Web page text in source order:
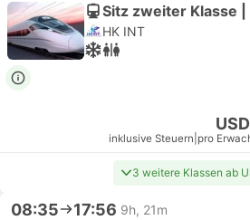
Sitz zweiter Klasse |
HK INT
inklusive Steuern pro
3 weitere Klassen ab
08:35 17:56 9h, 21m